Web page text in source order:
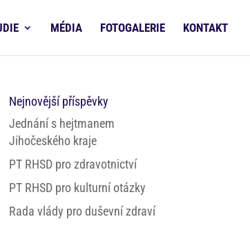
MÉDIA FOTOGALERIE KONTAKT
Nejnovější příspěvky
Jednání s hejtmanem
Jihočeského kraje
PT RHSD pro zdravotnictví
PT RHSD pro kulturní otázky
Rada vlády pro duševní zdraví